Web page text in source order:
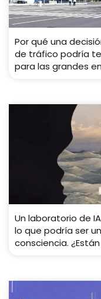
Por qué una
de tráfico podría
para las grandes
Un laboratorio de
lo que podría ser
consciencia.